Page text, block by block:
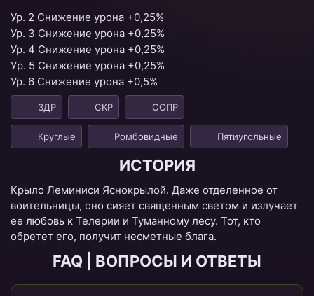
Ур. 2 Снижение урона +0,25%
Ур. 3 Снижение урона +0,25%
Ур. 4 Снижение урона +0,25%
Уp. 5 Снижение урона +0,25%
Ур. 6 Снижение урона +0,5%
ЗДР СКР СОПР
Круглые Ромбовидные Пятиугольные
ИСТОРИЯ
Крыло Леминиси Яснокрылой. Даже отделенное от
воительницы, оно сияет священным светом и излучает
ее любовь к Телерии и Туманному лесу. Тот, кто
обретет его, получит несметные блага.
FAQ | ВОПРОСЫ И ОТВЕТЫ